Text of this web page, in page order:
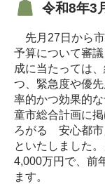
令和8年3
先月27日から市
予算について審
成に当たっては
つ、緊急度や優
率的かつ効果的
童市総合計画に
ろがる 安心都市
といたしました
4,000万円で、前
ます。